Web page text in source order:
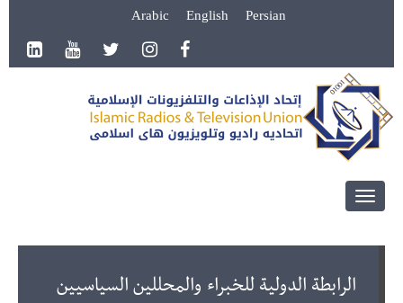
Arabic English Persian
Toggle
الرابطة الدولية للخبراء والمحللين السياسيين